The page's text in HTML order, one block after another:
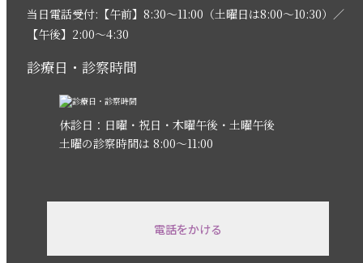
当日電話受付:【午前】8:30〜11:00（土曜日は8:00〜10:30）／
【午後】2:00〜4:30
診療日・診察時間
休診日：日曜・祝日・木曜午後・土曜午後
土曜の診察時間は 8:00〜11:00
電話をかける